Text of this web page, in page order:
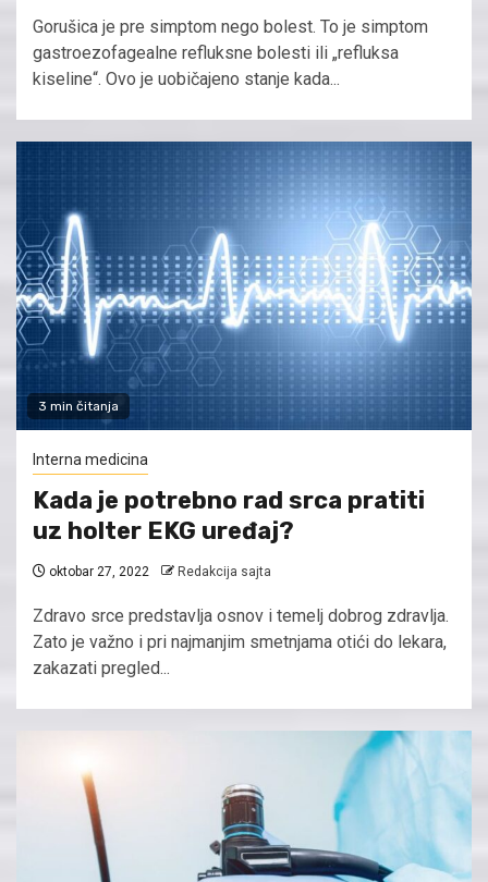
Gorušica je pre simptom nego bolest. To je simptom
gastroezofagealne refluksne bolesti ili „refluksa
kiseline“. Ovo je uobičajeno stanje kada...
3 min čitanja
Interna medicina
Kada je potrebno rad srca pratiti
uz holter EKG uređaj?
oktobar 27, 2022 Redakcija sajta
Zdravo srce predstavlja osnov i temelj dobrog zdravlja.
Zato je važno i pri najmanjim smetnjama otići do lekara,
zakazati pregled...